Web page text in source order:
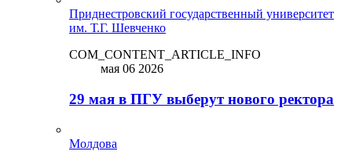
Приднестровский государственный университет
им. Т.Г. Шевченко
COM_CONTENT_ARTICLE_INFO
мая 06 2026
29 мая в ПГУ выберут нового ректора
Молдова